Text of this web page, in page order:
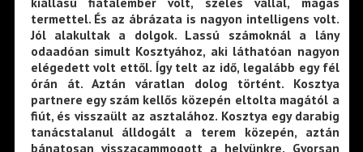
termettel. És az ábrázata is nagyon intelligens volt.
Jól alakultak a dolgok. Lassú számoknál a lány
odaadóan simult Kosztyához, aki láthatóan nagyon
elégedett volt ettől. Így telt az idő, legalább egy fél
órán át. Aztán váratlan dolog történt. Kosztya
partnere egy szám kellős közepén eltolta magától a
fiút, és visszaült az asztalához. Kosztya egy darabig
tanácstalanul álldogált a terem közepén, aztán
bánatosan visszacammogott a helyünkre. Gyorsan